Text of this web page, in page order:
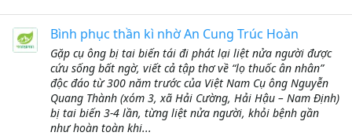
Bình phục thần kì nhờ An Cung Trúc Hoàn
Gặp cụ ông bị tai biến tái đi phát lại liệt nửa người được
cứu sống bất ngờ, viết cả tập thơ về “lọ thuốc ân nhân”
độc đáo từ 300 năm trước của Việt Nam Cụ ông Nguyễn
Quang Thành (xóm 3, xã Hải Cường, Hải Hậu – Nam Định)
bị tai biến 3-4 lần, từng liệt nửa người, khỏi bệnh gần
như hoàn toàn khi...